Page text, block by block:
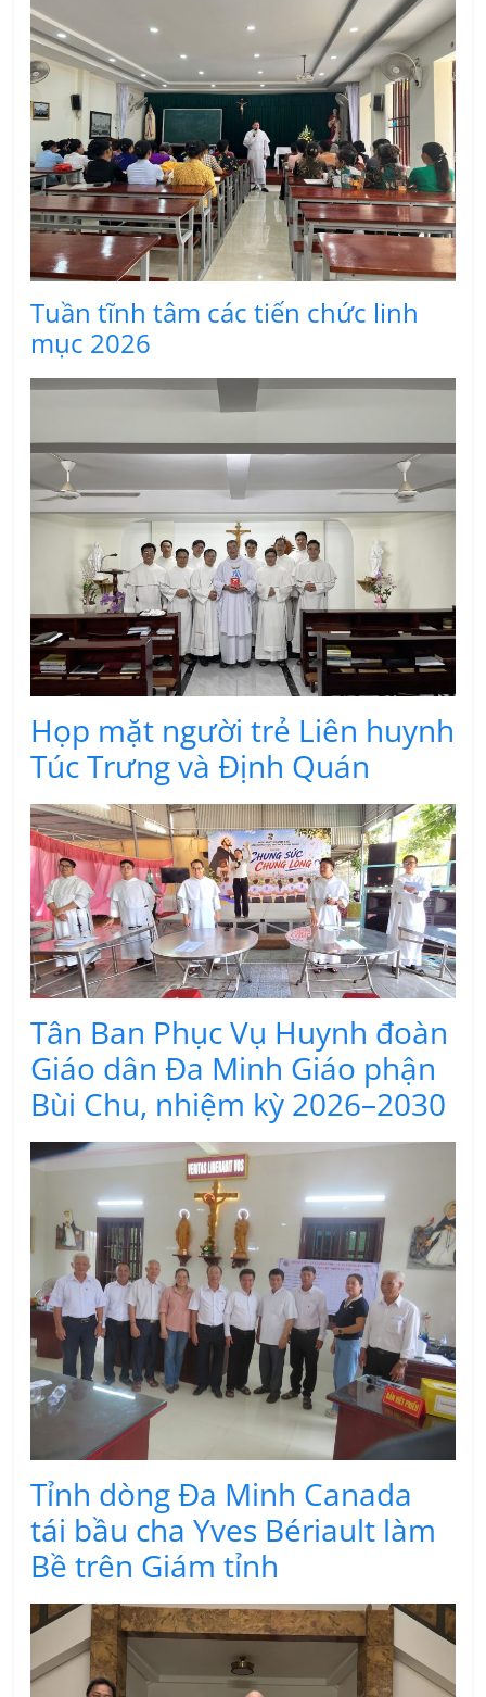
Tuần tĩnh tâm các tiến chức linh
mục 2026
Họp mặt người trẻ Liên huynh
Túc Trưng và Định Quán
Tân Ban Phục Vụ Huynh đoàn
Giáo dân Đa Minh Giáo phận
Bùi Chu, nhiệm kỳ 2026–2030
Tỉnh dòng Đa Minh Canada
tái bầu cha Yves Bériault làm
Bề trên Giám tỉnh